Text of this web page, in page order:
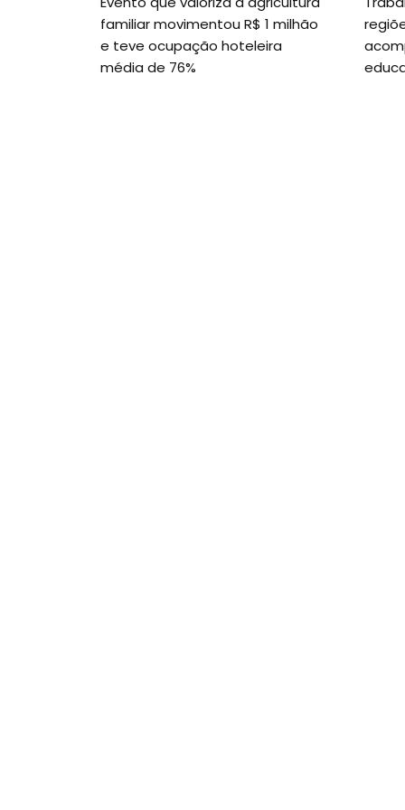
familiar movimentou R$ 1 milhão
e teve ocupação hoteleira
média de 76%